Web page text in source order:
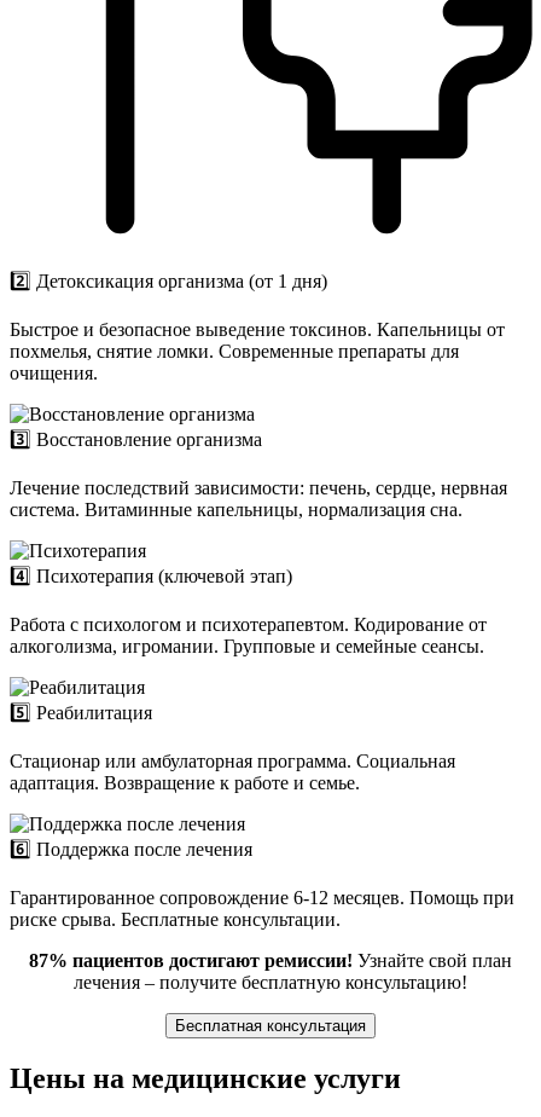
2️⃣ Детоксикация организма (от 1 дня)
Быстрое и безопасное выведение токсинов. Капельницы от
похмелья, снятие ломки. Современные препараты для
очищения.
3️⃣ Восстановление организма
Лечение последствий зависимости: печень, сердце, нервная
система. Витаминные капельницы, нормализация сна.
4️⃣ Психотерапия (ключевой этап)
Работа с психологом и психотерапевтом. Кодирование от
алкоголизма, игромании. Групповые и семейные сеансы.
5️⃣ Реабилитация
Стационар или амбулаторная программа. Социальная
адаптация. Возвращение к работе и семье.
6️⃣ Поддержка после лечения
Гарантированное сопровождение 6-12 месяцев. Помощь при
риске срыва. Бесплатные консультации.
87% пациентов достигают ремиссии! Узнайте свой план
лечения – получите бесплатную консультацию!
Бесплатная консультация
Цены на медицинские услуги